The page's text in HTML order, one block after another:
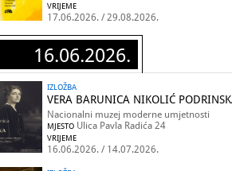
VRIJEME
17.06.2026. / 29.08.2026.
16.06.2026.
IZLOŽBA
VERA BARUNICA NIKOLIĆ
Nacionalni muzej moderne umjetnosti
MJESTO Ulica Pavla Radića 24
VRIJEME
16.06.2026. / 14.07.2026.